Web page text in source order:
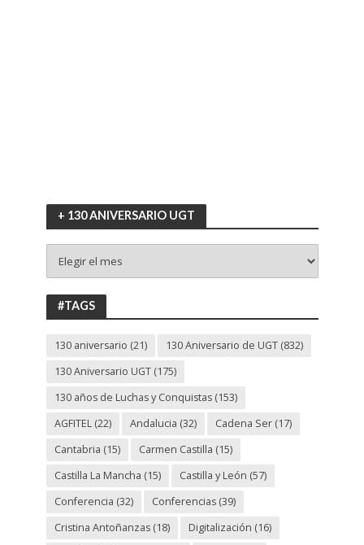
+ 130 ANIVERSARIO UGT
130
ANIVERSARIO
UGT
#TAGS
130 aniversario (21) 130 Aniversario de UGT(832)
130 Aniversario UGT(175)
130 años de Luchas y Conquistas(153)
AGFITEL(22) Andalucia (32) Cadena Ser(17)
Cantabria (15) Carmen Castilla (15)
Castilla La Mancha (15) Castilla y León (57)
Conferencia (32) Conferencias(39)
Cristina Antoñanzas(18) Digitalización (16)